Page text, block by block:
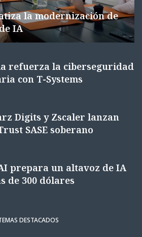
la modernización de
IA
refuerza la ciberseguridad
con T-Systems
Digits y Zscaler lanzan
SASE soberano
prepara un altavoz de IA
de 300 dólares
DESTACADOS